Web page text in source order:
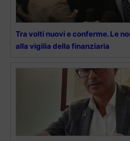
Tra volti nuovi e conferme. Le
alla vigilia della finanziaria